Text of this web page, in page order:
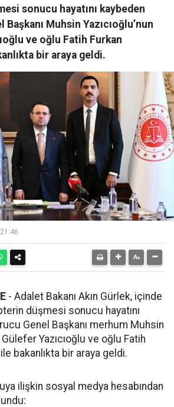
sonucu hayatını kaybeden
Başkanı Muhsin Yazıcıoğlu’nun
ve oğlu Fatih Furkan
bir araya geldi.
- Adalet Bakanı Akın Gürlek, içinde
düşmesi sonucu hayatını
Genel Başkanı merhum Muhsin
Gülefer Yazıcıoğlu ve oğlu Fatih
bakanlıkta bir araya geldi.
ilişkin sosyal medya hesabından